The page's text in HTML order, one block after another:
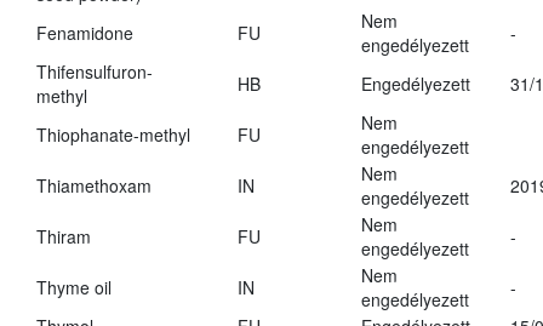
Fenamidone FU
Nem
engedélyezett
-
Thifensulfuron-
methyl
HB Engedélyezett 31/
Thiophanate-methyl FU
Nem
engedélyezett
Thiamethoxam
IN
Nem
engedélyezett
Thiram FU
Nem
engedélyezett
-
Thyme oil IN
Nem
engedélyezett
-